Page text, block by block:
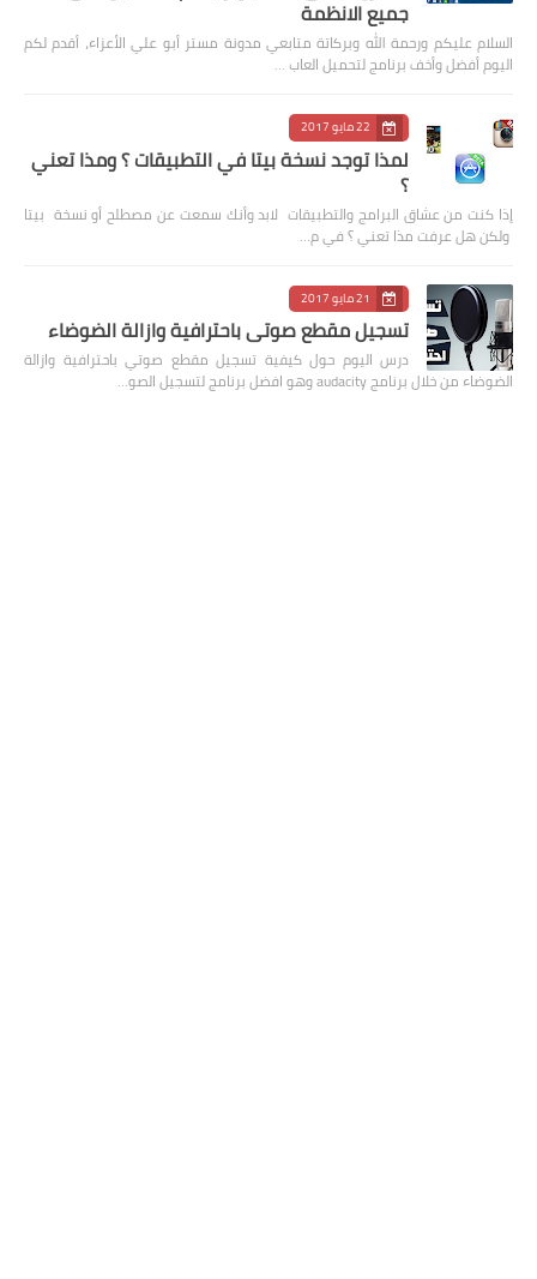
جميع الانظمة
السلام عليكم ورحمة الله وبركاتة متابعي مدونة مستر أبو علي الأعزاء، أقدم لكم
اليوم أفضل وأخف برنامج لتحميل العاب …
22 مايو 2017
لمذا توجد نسخة بيتا في التطبيقات ؟ ومذا تعني
؟
إذا كنت من عشاق البرامج والتطبيقات لابد وأنك سمعت عن مصطلح أو نسخة بيتا
ولكن هل عرفت مذا تعني ؟ في م…
21 مايو 2017
تسجيل مقطع صوتي باحترافية وازالة الضوضاء
درس اليوم حول كيفية تسجيل مقطع صوتي باحترافية وازالة
الضوضاء من خلال برنامج audacity وهو افضل برنامج لتسجيل الصو…